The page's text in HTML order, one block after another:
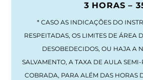
3 HORAS –
* CASO AS INDICAÇÕES DO
RESPEITADAS, OS LIMITES DE ÁREA
DESOBEDECIDOS, OU HAJA A
SALVAMENTO, A TAXA DE AULA
COBRADA, PARA ALÉM DAS HORAS